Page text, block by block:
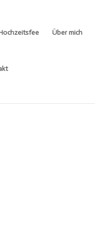
Über mich